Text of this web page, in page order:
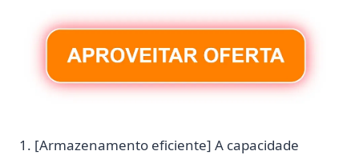
1. [Armazenamento eficiente] A capacidade